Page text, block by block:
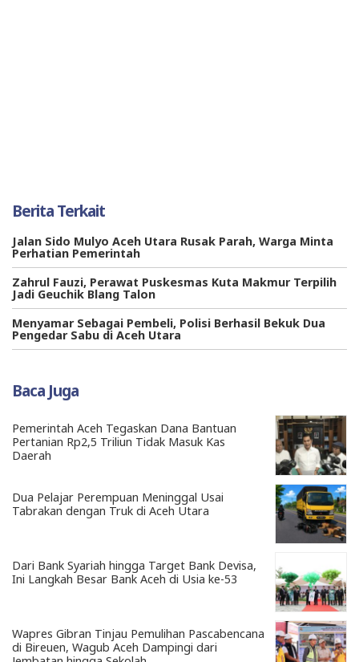
Berita Terkait
Jalan Sido Mulyo Aceh Utara Rusak Parah, Warga Minta
Perhatian Pemerintah
Zahrul Fauzi, Perawat Puskesmas Kuta Makmur Terpilih
Jadi Geuchik Blang Talon
Menyamar Sebagai Pembeli, Polisi Berhasil Bekuk Dua
Pengedar Sabu di Aceh Utara
Baca Juga
Pemerintah Aceh Tegaskan Dana Bantuan
Pertanian Rp2,5 Triliun Tidak Masuk Kas
Daerah
Dua Pelajar Perempuan Meninggal Usai
Tabrakan dengan Truk di Aceh Utara
Dari Bank Syariah hingga Target Bank Devisa,
Ini Langkah Besar Bank Aceh di Usia ke-53
Wapres Gibran Tinjau Pemulihan Pascabencana
di Bireuen, Wagub Aceh Dampingi dari